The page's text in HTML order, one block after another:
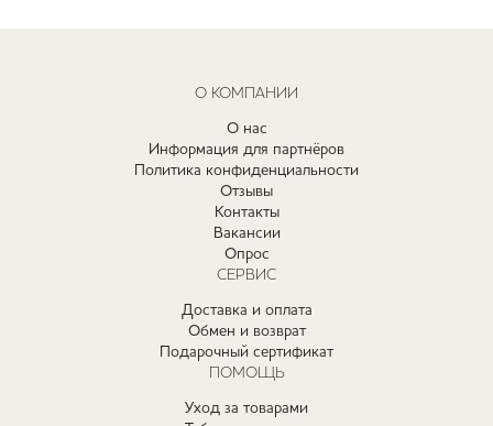
О КОМПАНИИ
О нас
Информация для партнёров
Политика конфиденциальности
Отзывы
Контакты
Вакансии
Опрос
СЕРВИС
Доставка и оплата
Обмен и возврат
Подарочный сертификат
ПОМОЩЬ
Уход за товарами